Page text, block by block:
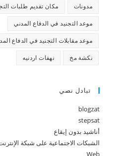
مدونات مكان تقديم طلبات
موعد التجنيد في الدفاع المدني
موعد مقابلات التجنيد في الدفاع
نكشة مخ نهفات اردنيه
تبادل نصي
blogzat
stepsat
أناشيد بدون إيقاع
Web